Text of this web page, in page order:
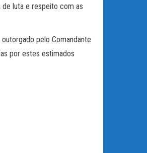
de luta e respeito com as
pelo Comandante
por estes estimados